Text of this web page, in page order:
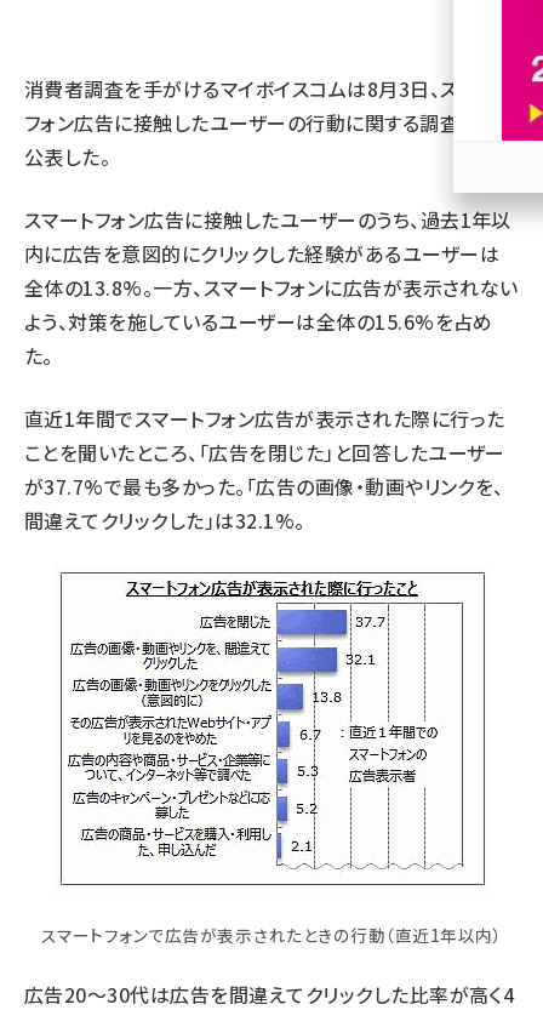
消費者調査を手がけるマイボイスコムは8月3日、スマート
フォン広告に接触したユーザーの行動に関する調査結果を
公表した。
スマートフォン広告に接触したユーザーのうち、過去1年以
内に広告を意図的にクリックした経験があるユーザーは
全体の13.8%。一方、スマートフォンに広告が表示されない
よう、対策を施しているユーザーは全体の15.6%を占め
た。
直近1年間でスマートフォン広告が表示された際に行った
ことを聞いたところ、「広告を閉じた」と回答したユーザー
が37.7%で最も多かった。「広告の画像・動画やリンクを、
間違えてクリックした」は32.1%。
スマートフォンで広告が表示されたときの行動（直近1年以内）
広告20～30代は広告を間違えてクリックした比率が高く4
参